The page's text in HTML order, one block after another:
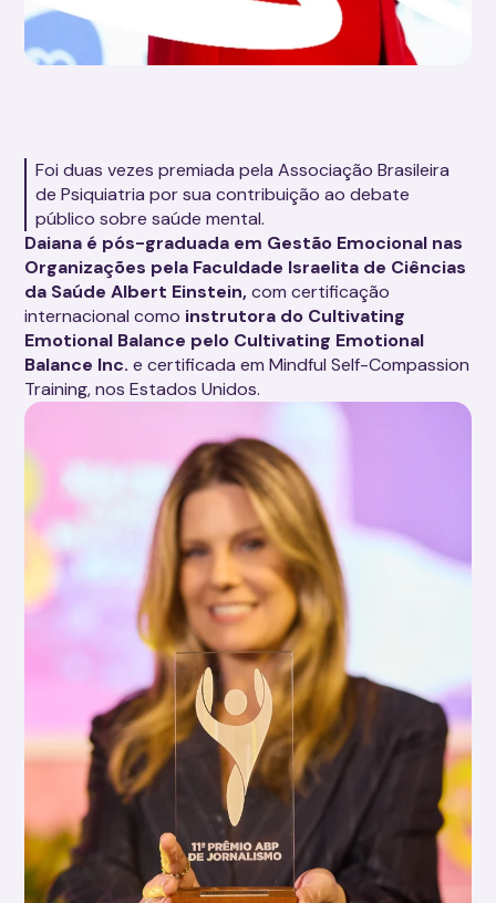
Daiana é pós-graduada em Gestão Emocional nas
Organizações pela Faculdade Israelita de Ciências
da Saúde Albert Einstein,com certificação
internacional como instrutora do Cultivating
Emotional Balance pelo Cultivating Emotional
Balance Inc. e certificada em Mindful Self-Compassion
Training, nos Estados Unidos.
Foi duas vezes premiada pela Associação Brasileira
de Psiquiatria por sua contribuição ao debate
público sobre saúde mental.